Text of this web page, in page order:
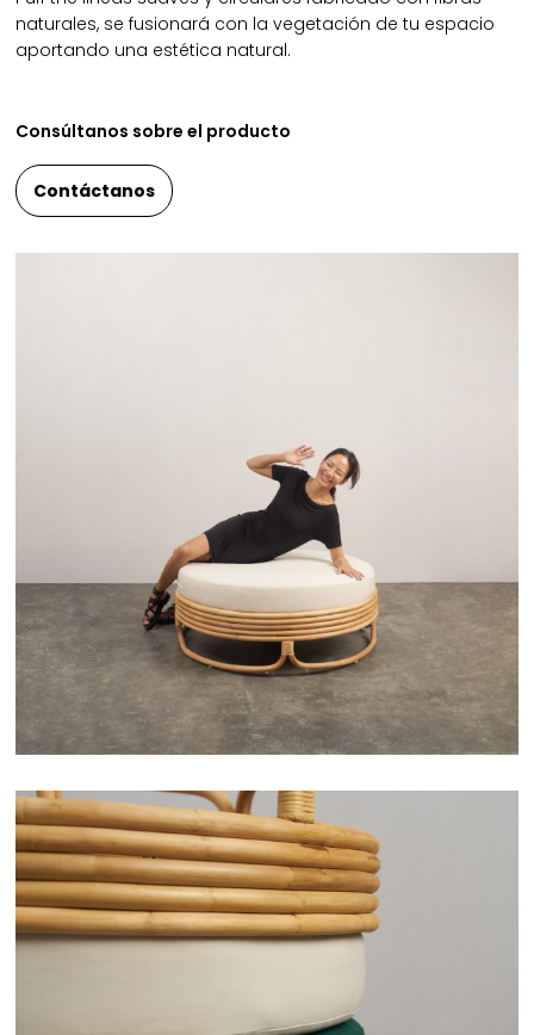
naturales, se fusionará con la vegetación de tu espacio
aportando una estética natural.
Consúltanos sobre el producto
Contáctanos